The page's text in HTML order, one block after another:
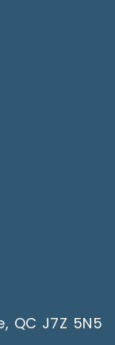
QC J7Z 5N5